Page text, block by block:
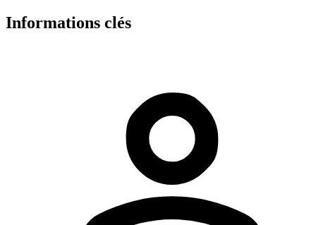
Informations clés